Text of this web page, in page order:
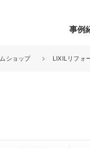
事例
トイレ
いて
ショップ LIXILリフォ